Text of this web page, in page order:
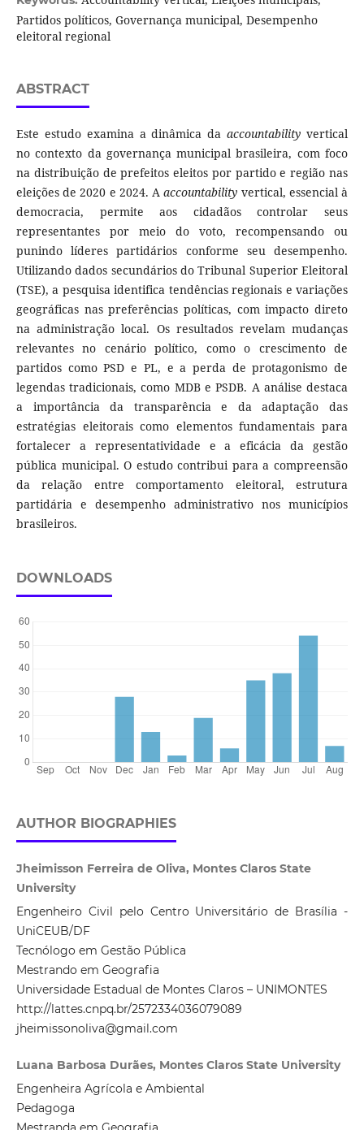
Partidos políticos, Governança municipal, Desempenho
eleitoral regional
ABSTRACT
Este estudo examina a dinâmica daaccountability vertical
no contexto da governança municipal brasileira, com foco
na distribuição de prefeitos eleitos por partido e região nas
eleições de 2020 e 2024. Aaccountability vertical, essencial à
democracia, permite aos cidadãos controlar seus
representantes por meio do voto, recompensando ou
punindo líderes partidários conforme seu desempenho.
Utilizando dados secundários do Tribunal Superior Eleitoral
(TSE), a pesquisa identifica tendências regionais e variações
geográficas nas preferências políticas, com impacto direto
na administração local. Os resultados revelam mudanças
relevantes no cenário político, como o crescimento de
partidos como PSD e PL, e a perda de protagonismo de
legendas tradicionais, como MDB e PSDB. A análise destaca
a importância da transparência e da adaptação das
estratégias eleitorais como elementos fundamentais para
fortalecer a representatividade e a eficácia da gestão
pública municipal. O estudo contribui para a compreensão
da relação entre comportamento eleitoral, estrutura
partidária e desempenho administrativo nos municípios
brasileiros.
DOWNLOADS
AUTHOR BIOGRAPHIES
Jheimisson Ferreira de Oliva, Montes Claros State
University
Engenheiro Civil pelo Centro Universitário de Brasília -
UniCEUB/DF
Tecnólogo em Gestão Pública
Mestrando em Geografia
Universidade Estadual de Montes Claros – UNIMONTES
http://lattes.cnpq.br/2572334036079089
jheimissonoliva@gmail.com
Luana Barbosa Durães, Montes Claros State University
Engenheira Agrícola e Ambiental
Pedagoga